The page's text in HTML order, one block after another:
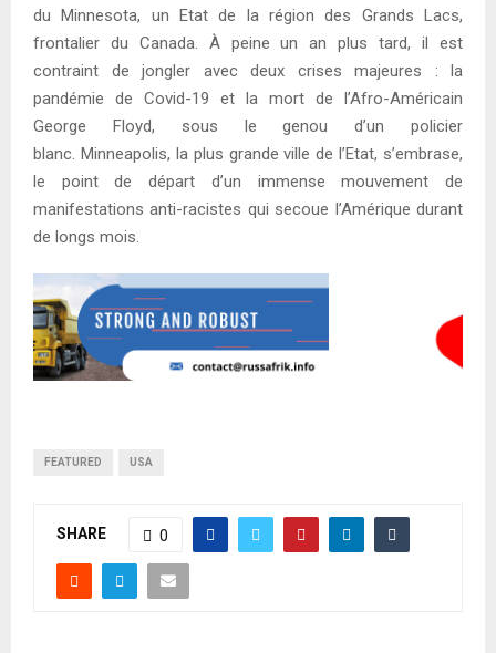
du Minnesota, un Etat de la région des Grands Lacs,
frontalier du Canada. À peine un an plus tard, il est
contraint de jongler avec deux crises majeures : la
pandémie de Covid-19 et la mort de l’Afro-Américain
George Floyd, sous le genou d’un policier
blanc. Minneapolis, la plus grande ville de l’Etat, s’embrase,
le point de départ d’un immense mouvement de
manifestations anti-racistes qui secoue l’Amérique durant
de longs mois.
FEATURED USA
SHARE 0